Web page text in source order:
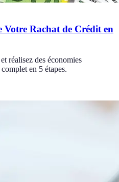
Votre Rachat de Crédit en
réalisez des économies
en 5 étapes.